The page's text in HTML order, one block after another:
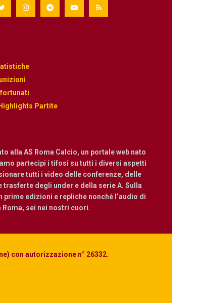
Partite
alla AS Roma Calcio, un portale web nato
partecipi i tifosi su tutti i diversi aspetti
tutti i video delle conferenze, delle
degli under e della serie A. Sulla
edizioni e repliche nonché l’audio di
sei nei nostri cuori.
con autorizzazione n° 26332.